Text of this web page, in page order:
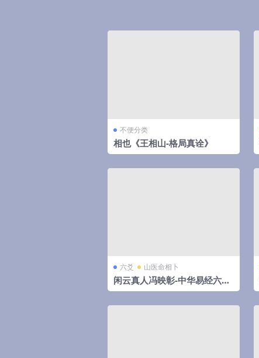
不便分类
相也《王相山-格局真诠》
六爻 山医命相卜
闲云真人冯映彰-中华易经六爻
实用预测技术讲义352页